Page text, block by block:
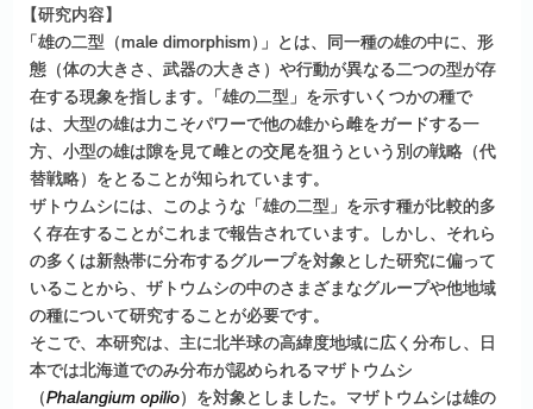
【研究内容】
「雄の二型（male dimorphism） 」とは、同一種の雄の中に、形
態（体の大きさ、武器の大きさ）や行動が異なる二つの型が存
在する現象を指します。
「雄の二型」を示すいくつかの種で
は、大型の雄は力こそパワーで他の雄から雌をガードする一
方、小型の雄は隙を見て雌との交尾を狙うという別の戦略（代
替戦略）をとることが知られています。
ザトウムシには、このような「雄の二型」を示す種が比較的多
く存在することがこれまで報告されています。しかし、それら
の多くは新熱帯に分布するグループを対象とした研究に偏って
いることから、ザトウムシの中のさまざまなグループや他地域
の種について研究することが必要です。
そこで、本研究は、主に北半球の高緯度地域に広く分布し、日
本では北海道でのみ分布が認められるマザトウムシ
（Phalangium opilio）を対象としました。マザトウムシは雄の